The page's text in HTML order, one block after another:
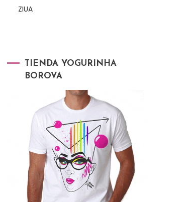
ZIUA
TIENDA YOGURINHA
BOROVA